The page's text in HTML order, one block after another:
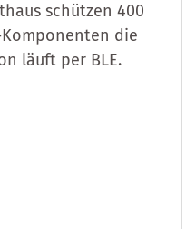
schützen 400
Komponenten die
läuft per BLE.